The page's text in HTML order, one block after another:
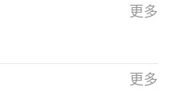
更多
更多